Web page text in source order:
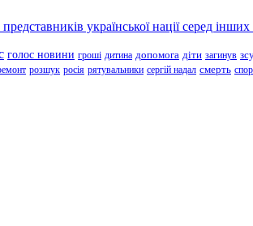
української нації серед
голос новини гроші дитина допомога діти загинув
розшук росія рятувальники сергій надал смерть